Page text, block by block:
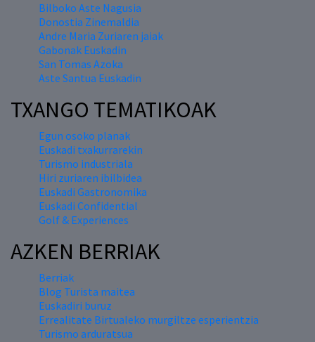
Bilboko Aste Nagusia
Donostia Zinemaldia
Andre Maria Zuriaren jaiak
Gabonak Euskadin
San Tomas Azoka
Aste Santua Euskadin
TXANGO TEMATIKOAK
Egun osoko planak
Euskadi txakurrarekin
Turismo industriala
Hiri zuriaren ibilbidea
Euskadi Gastronomika
Euskadi Confidential
Golf & Experiences
AZKEN BERRIAK
Berriak
Blog Turista maitea
Euskadiri buruz
Errealitate Birtualeko murgiltze esperientzia
Turismo arduratsua